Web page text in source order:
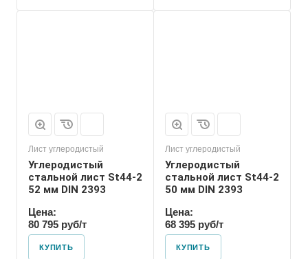
Лист углеродистый
Углеродистый
стальной лист St44-2
52 мм DIN 2393
Цена:
80 795 руб/т
КУПИТЬ
Лист углеродистый
Углеродистый
стальной лист St44-2
50 мм DIN 2393
Цена:
68 395 руб/т
КУПИТЬ